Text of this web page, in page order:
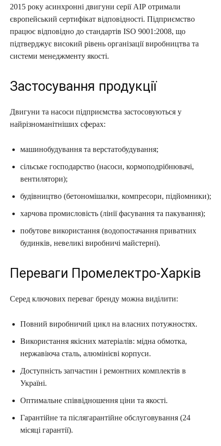
2015 року асинхронні двигуни серії АІР отримали
європейський сертифікат відповідності. Підприємство
працює відповідно до стандартів ISO 9001:2008, що
підтверджує високий рівень організації виробництва та
системи менеджменту якості.
Застосування продукції
Двигуни та насоси підприємства застосовуються у
найрізноманітніших сферах:
машинобудування та верстатобудування;
сільське господарство (насоси, кормоподрібнювачі,
вентилятори);
будівництво (бетономішалки, компресори, підйомники);
харчова промисловість (лінії фасування та пакування);
побутове використання (водопостачання приватних
будинків, невеликі виробничі майстерні).
Переваги Промелектро-Харків
Серед ключових переваг бренду можна виділити:
Повний виробничий цикл на власних потужностях.
Використання якісних матеріалів: мідна обмотка,
нержавіюча сталь, алюмінієві корпуси.
Доступність запчастин і ремонтних комплектів в
Україні.
Оптимальне співвідношення ціни та якості.
Гарантійне та післягарантійне обслуговування (24
місяці гарантії).